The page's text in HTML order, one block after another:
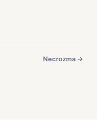
Necrozma →